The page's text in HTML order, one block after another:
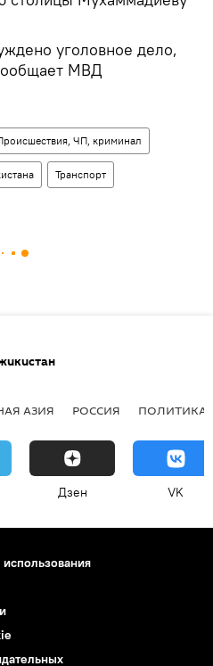
уголовное дело,
МВД
ЧП, криминал
Транспорт
АЗИЯ РОССИЯ ПОЛИТИКА
Дзен VK